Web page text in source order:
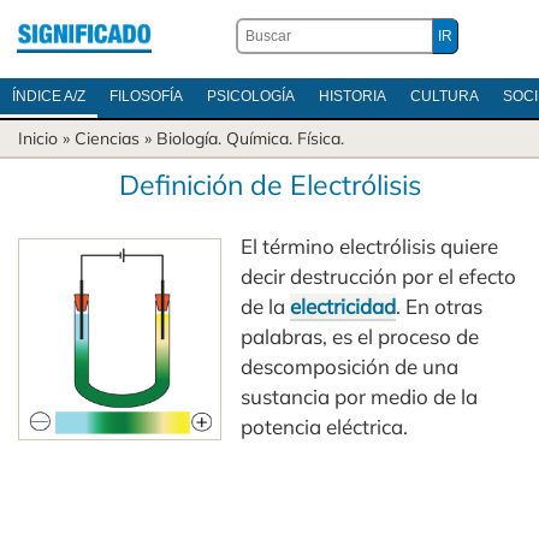
ÍNDICE A/Z FILOSOFÍA PSICOLOGÍA HISTORIA CULTURA
Inicio » Ciencias » Biología. Química. Física.
Definición de Electrólisis
El término electrólisis quiere
decir destrucción por el efecto
de laelectricidad. En otras
palabras, es el proceso de
descomposición de una
sustancia por medio de la
potencia eléctrica.